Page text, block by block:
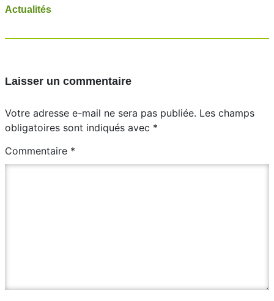
Actualités
Laisser un commentaire
Votre adresse e-mail ne sera pas publiée. Les champs
obligatoires sont indiqués avec *
Commentaire *